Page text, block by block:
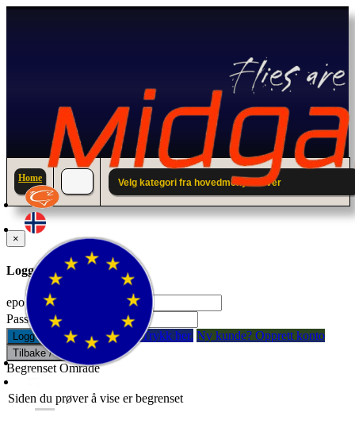
Home Velg kategori fra hovedmenyen over
×
Logg inn til din konto.
epostadresse:
Passord:
Logg inn Glemt passord? Trykk her. Ny kunde? Opprett konto
Tilbake / Lukk
Begrenset Område
Siden du prøver å vise er begrenset